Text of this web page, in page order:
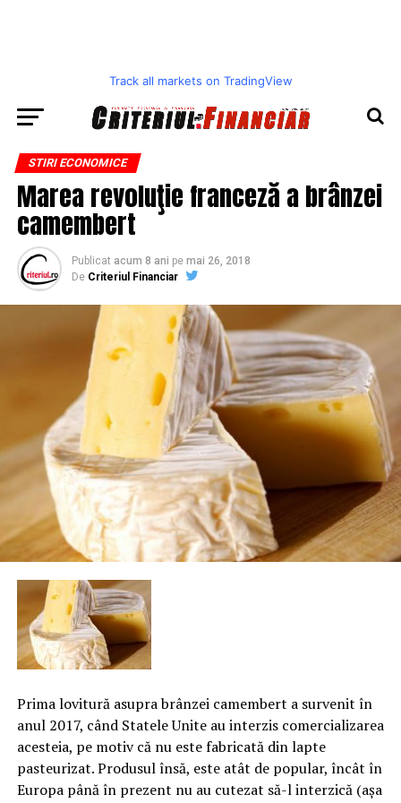
Track all markets on TradingView
STIRI ECONOMICE
Marea revoluţie franceză a brânzei
camembert
Publicat acum 8 ani pe mai 26, 2018
De Criteriul Financiar
Prima lovitură asupra brânzei camembert a survenit în
anul 2017, când Statele Unite au interzis comercializarea
acesteia, pe motiv că nu este fabricată din lapte
pasteurizat. Produsul însă, este atât de popular, încât în
Europa până în prezent nu au cutezat să-l interzică (aşa